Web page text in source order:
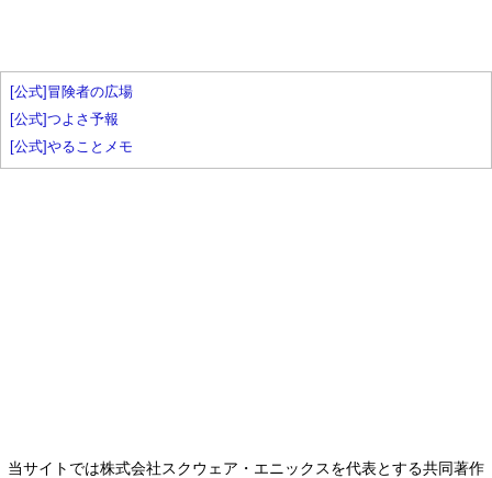
[公式]冒険者の広場
[公式]つよさ予報
[公式]やることメモ
当サイトでは株式会社スクウェア・エニックスを代表とする共同著作